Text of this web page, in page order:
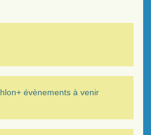
évènements à venir